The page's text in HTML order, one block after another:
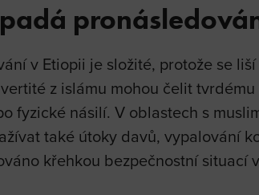
v Etiopii je složité, protože se
z islámu mohou čelit
fyzické násilí. V oblastech s
také útoky davů, vypalování
křehkou bezpečnostní situací